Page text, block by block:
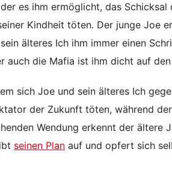
es ihm ermöglicht, das Schicksal
Kindheit töten. Der junge Joe
älteres Ich ihm immer einen
auch die Mafia ist ihm dicht auf den
sich Joe und sein älteres Ich
der Zukunft töten, während
Wendung erkennt der ältere
seinen Plan auf und opfert sich